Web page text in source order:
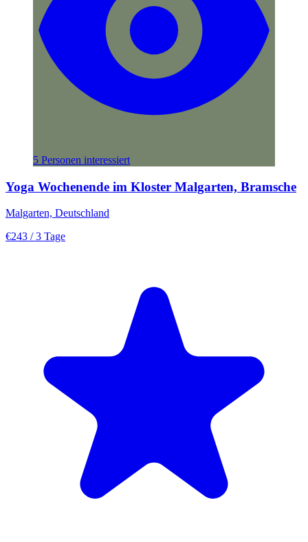
5 Personen interessiert
Yoga Wochenende im Kloster Malgarten, Bramsche
Malgarten, Deutschland
€243 / 3 Tage